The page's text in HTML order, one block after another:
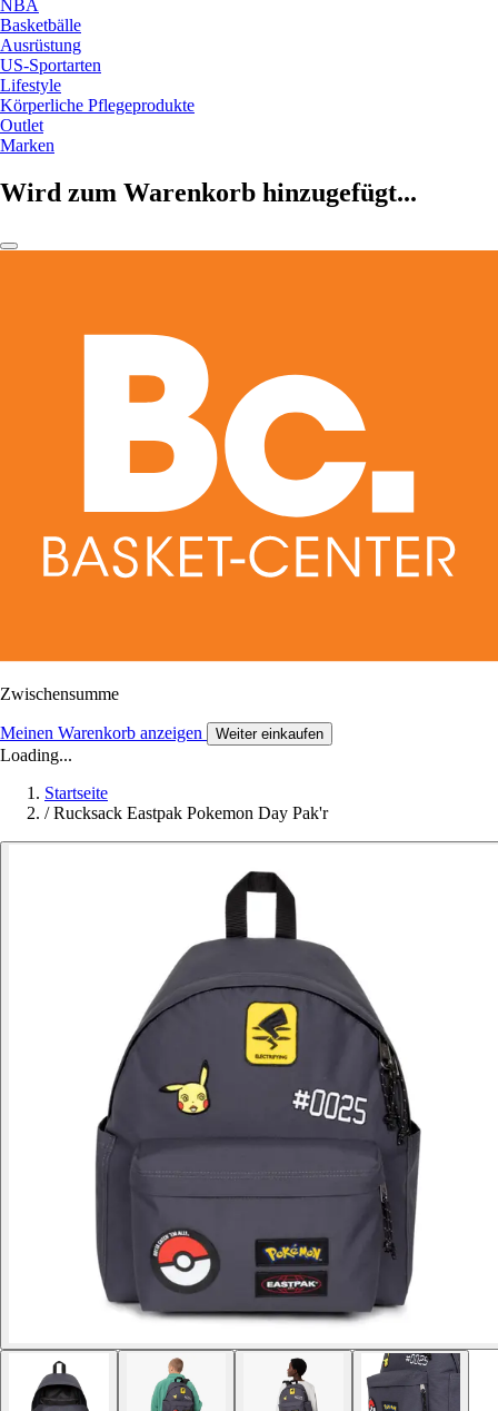
NBA
Basketbälle
Ausrüstung
US-Sportarten
Lifestyle
Körperliche Pflegeprodukte
Outlet
Marken
Wird zum Warenkorb hinzugefügt...
Zwischensumme
Meinen Warenkorb anzeigen Weiter einkaufen
Loading...
Startseite
/ Rucksack Eastpak Pokemon Day Pak'r